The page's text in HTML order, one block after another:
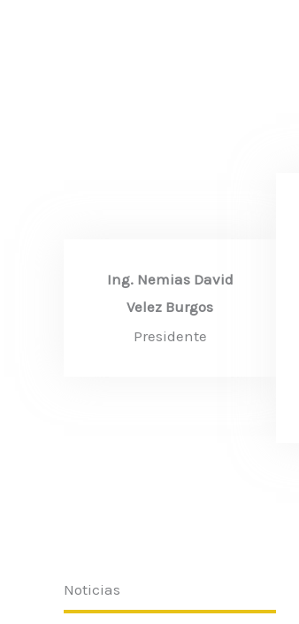
Ing. Nemias David
Velez Burgos
Presidente​
Noticias